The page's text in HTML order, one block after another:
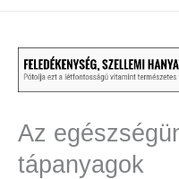
Az
tápanyagok